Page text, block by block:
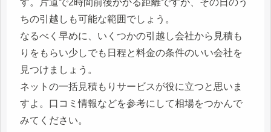
ちの引越しも可能な範囲でしょう。
なるべく早めに、いくつかの引越し会社から見積も
りをもらい少しでも日程と料金の条件のいい会社を
見つけましょう。
ネットの一括見積もりサービスが役に立つと思いま
すよ。口コミ情報などを参考にして相場をつかんで
みてください。